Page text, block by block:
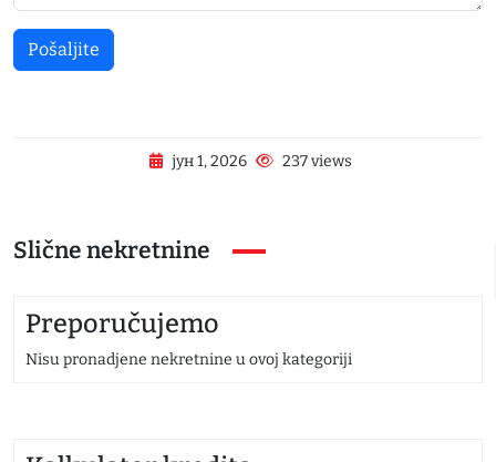
Pošaljite
јун 1, 2026 237 views
Slične nekretnine
Preporučujemo
Nisu pronadjene nekretnine u ovoj kategoriji